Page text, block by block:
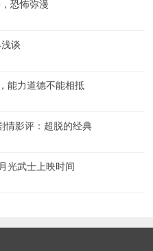
恐怖弥漫
谈
能力道德不能相抵
情影评：超脱的经典
光武士上映时间